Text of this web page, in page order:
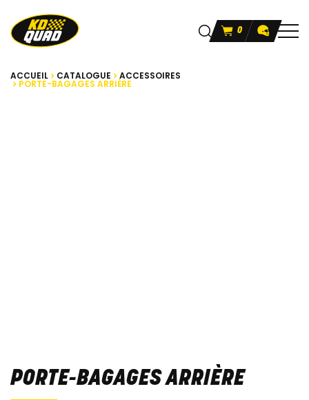
0
ACCUEIL CATALOGUE ACCESSOIRES
PORTE-BAGAGES ARRIÈRE
PORTE-BAGAGES ARRIÈRE